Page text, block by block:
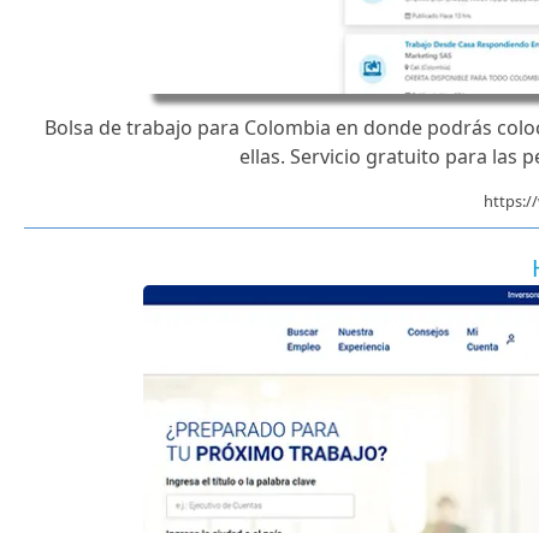
Bolsa de trabajo para Colombia en donde podrás
ellas. Servicio gratuito para las